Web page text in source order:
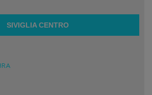
SIVIGLIA CENTRO